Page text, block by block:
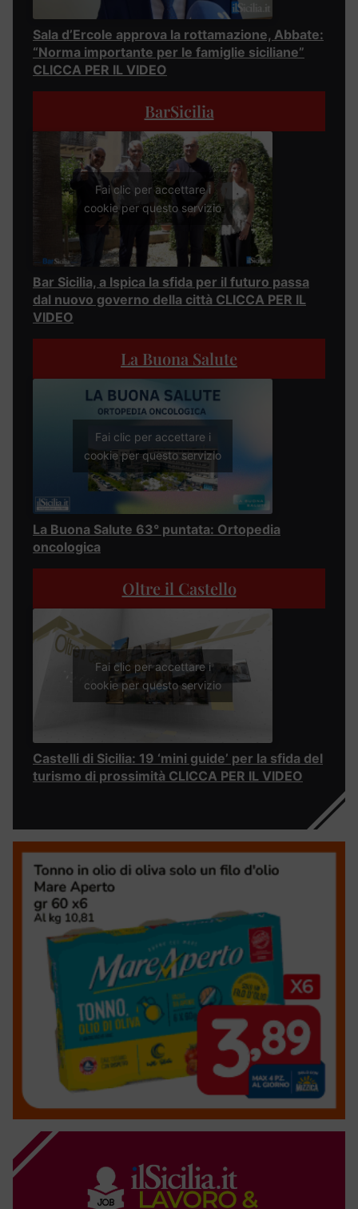
Sala d’Ercole approva la rottamazione, Abbate:
“Norma importante per le famiglie siciliane”
CLICCA PER IL VIDEO
BarSicilia
Fai clic per accettare i
cookie per questo servizio
Bar Sicilia, a Ispica la sfida per il futuro passa
dal nuovo governo della città CLICCA PER IL
VIDEO
La Buona Salute
Fai clic per accettare i
cookie per questo servizio
La Buona Salute 63° puntata: Ortopedia
oncologica
Oltre il Castello
Fai clic per accettare i
cookie per questo servizio
Castelli di Sicilia: 19 ‘mini guide’ per la sfida del
turismo di prossimità CLICCA PER IL VIDEO